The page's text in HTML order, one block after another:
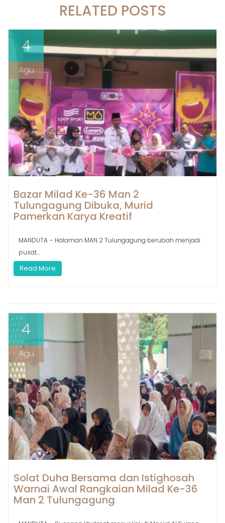
RELATED POSTS
4
Agu
Bazar Milad Ke-36 Man 2
Tulungagung Dibuka, Murid
Pamerkan Karya Kreatif
MANDUTA – Halaman MAN 2 Tulungagung berubah menjadi
pusat...
Read More
4
Agu
Solat Duha Bersama dan Istighosah
Warnai Awal Rangkaian Milad Ke-36
Man 2 Tulungagung